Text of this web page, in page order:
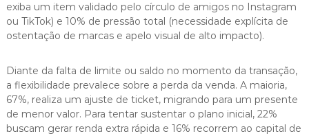
exiba um item validado pelo círculo de amigos no Instagram
ou TikTok) e 10% de pressão total (necessidade explícita de
ostentação de marcas e apelo visual de alto impacto).
Diante da falta de limite ou saldo no momento da transação,
a flexibilidade prevalece sobre a perda da venda. A maioria,
67%, realiza um ajuste de ticket, migrando para um presente
de menor valor. Para tentar sustentar o plano inicial, 22%
buscam gerar renda extra rápida e 16% recorrem ao capital de